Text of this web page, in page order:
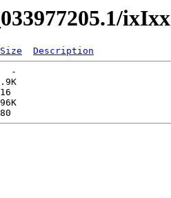
ixIxx
Size
Description
-
16